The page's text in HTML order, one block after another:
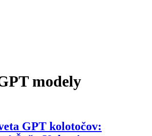
modely
GPT kolotočov: